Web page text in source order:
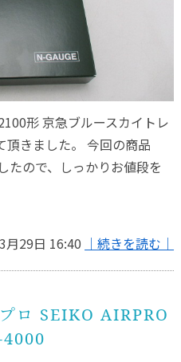
形 京急ブルースカイトレ
頂きました。 今回の商品
たので、しっかりお値段を
月29日 16:40 ｜続きを読む｜
ロ SEIKO AIRPRO